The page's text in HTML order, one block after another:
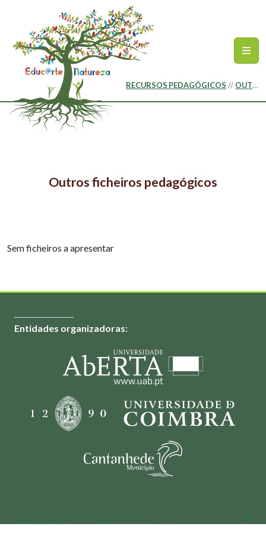
Ir para o conteúdo principal
Mapa do site
RECURSOS PEDAGÓGICOS OUTROS FICHEIROS PEDAGÓGICOS
Outros ficheiros pedagógicos
Sem ficheiros a apresentar
Entidades organizadoras: